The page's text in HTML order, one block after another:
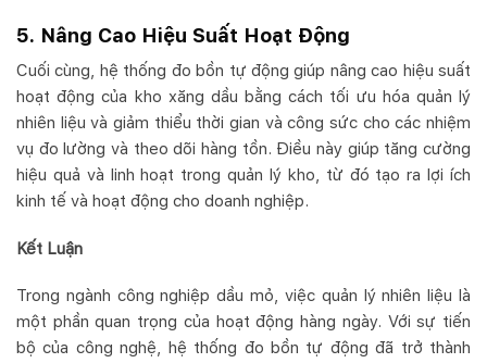
5. Nâng Cao Hiệu Suất Hoạt Động
Cuối cùng, hệ thống đo bồn tự động giúp nâng cao hiệu suất
hoạt động của kho xăng dầu bằng cách tối ưu hóa quản lý
nhiên liệu và giảm thiểu thời gian và công sức cho các nhiệm
vụ đo lường và theo dõi hàng tồn. Điều này giúp tăng cường
hiệu quả và linh hoạt trong quản lý kho, từ đó tạo ra lợi ích
kinh tế và hoạt động cho doanh nghiệp.
Kết Luận
Trong ngành công nghiệp dầu mỏ, việc quản lý nhiên liệu là
một phần quan trọng của hoạt động hàng ngày. Với sự tiến
bộ của công nghệ, hệ thống đo bồn tự động đã trở thành